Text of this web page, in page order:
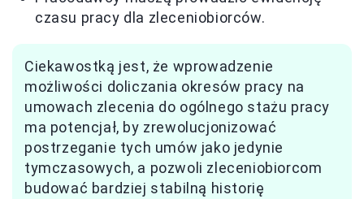
czasu pracy dla zleceniobiorców.
Ciekawostką jest, że wprowadzenie
możliwości doliczania okresów pracy na
umowach zlecenia do ogólnego stażu pracy
ma potencjał, by zrewolucjonizować
postrzeganie tych umów jako jedynie
tymczasowych, a pozwoli zleceniobiorcom
budować bardziej stabilną historię